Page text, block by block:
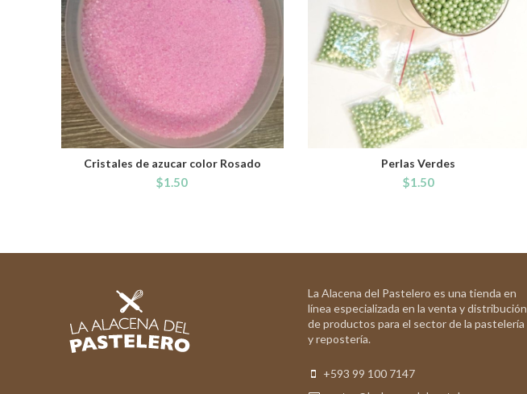
ADD TO CART
Cristales de azucar color Rosado
$1.50
ADD TO CART
Perlas Verdes
$1.50
La Alacena del Pastelero es una tienda en
línea especializada en la venta y distribución
de productos para el sector de la pastelería
y repostería.
+593 99 100 7147